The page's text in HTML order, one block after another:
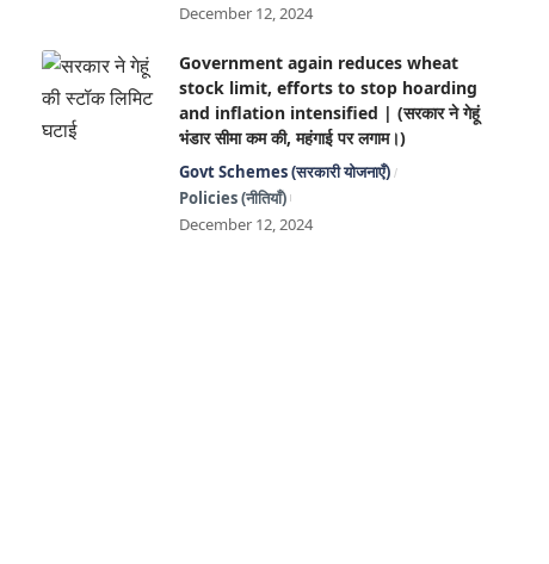
December 12, 2024
Government again reduces wheat
stock limit, efforts to stop hoarding
and inflation intensified | (सरकार ने गेहूं
भंडार सीमा कम की, महंगाई पर लगाम।)
Govt Schemes (सरकारी योजनाएँ)
Policies (नीतियाँ)
December 12, 2024